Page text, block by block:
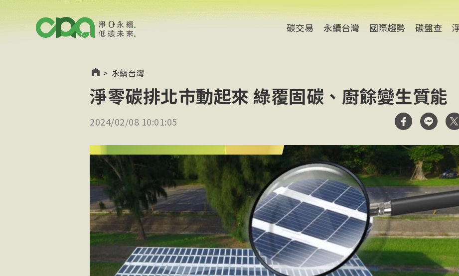
碳交易 永續台灣 國際趨勢 碳盤查
> 永續台灣
淨零碳排北市動起來 綠覆固碳、廚餘變生質能
2024/02/08 10:01:05